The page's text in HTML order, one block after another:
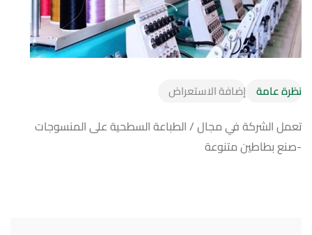
نظرة عامة إضافة الاستعراض
تعمل الشركة في مجال / الطباعة السطحية على المنسوجات
-صنع بطاطين متنوعة